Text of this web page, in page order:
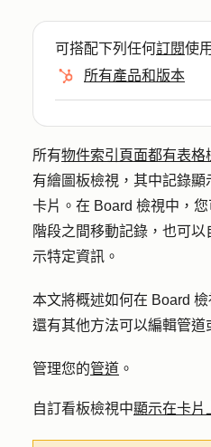
可搭配下列任何訂閱使
所有產品和版本
所有物件索引頁面都有表格
有繪圖板檢視，其中記錄
卡片。在 Board 檢視中，
階段之間移動記錄，也可
示特定資訊。
本文將概述如何在 Board
還有其他方法可以編輯管道
管理您的管道 。
自訂看板檢視中顯示在卡片